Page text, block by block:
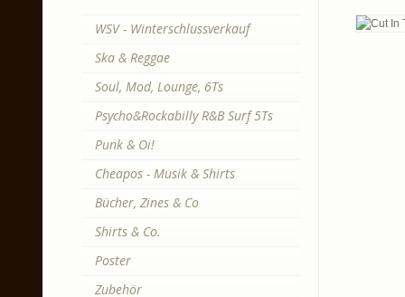
WSV - Winterschlussverkauf
Ska & Reggae
Soul, Mod, Lounge, 6Ts
Psycho&Rockabilly R&B Surf 5Ts
Punk & Oi!
Cheapos - Musik & Shirts
Bücher, Zines & Co
Shirts & Co.
Poster
Zubehör